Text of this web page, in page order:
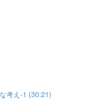
考え-1 (30:21)